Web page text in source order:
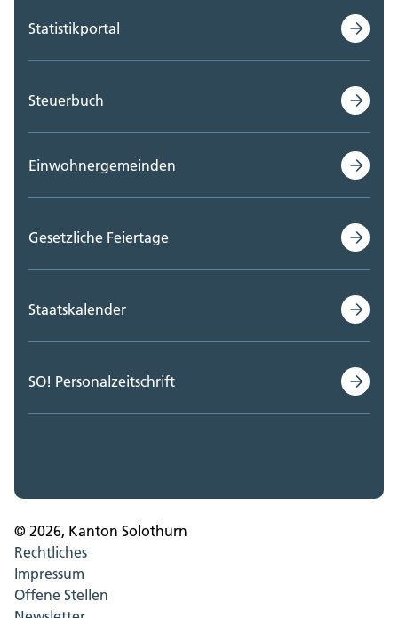
Statistikportal
Steuerbuch
Einwohnergemeinden
Gesetzliche Feiertage
Staatskalender
SO! Personalzeitschrift
© 2026, Kanton Solothurn
Rechtliches
Impressum
Offene Stellen